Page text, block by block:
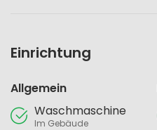
Einrichtung
Allgemein
Waschmaschine
Im Gebäude